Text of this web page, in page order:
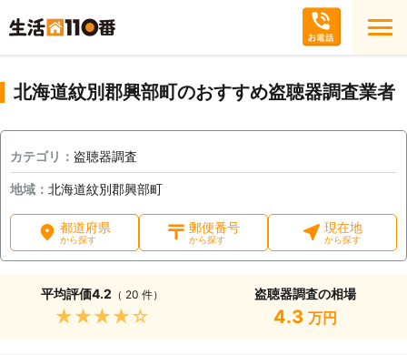
北海道紋別郡興部町のおすすめ盗聴器調査業者
カテゴリ： 盗聴器調査
地域： 北海道紋別郡興部町
都道府県
から探す
郵便番号
から探す
現在地
から探す
平均評価4.2 （ 20 件）
★★★★★
盗聴器調査の相場
4.3 万円